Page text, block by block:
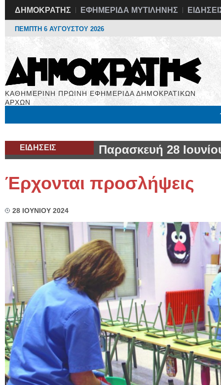
ΔΗΜΟΚΡΑΤΗΣ ΕΦΗΜΕΡΙΔΑ ΜΥΤΙΛΗΝΗΣ
ΠΕΜΠΤΗ 6 ΑΥΓΟΥΣΤΟΥ 2026
ΚΑΘΗΜΕΡΙΝΗ ΠΡΩΙΝΗ ΕΦΗΜΕΡΙΔΑ ΔΗΜΟΚΡΑΤΙΚΩΝ
ΑΡΧΩΝ
ΕΙΔΗΣΕΙΣ Παρασκευή 28
Έρχονται προσλήψεις
28 ΙΟΥΝΙΟΥ 2024